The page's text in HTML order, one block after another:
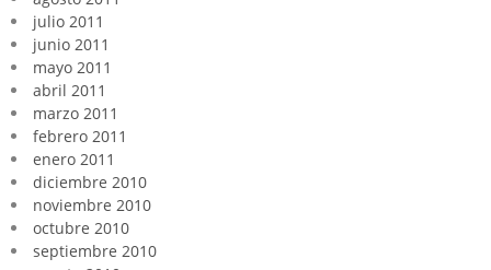
julio 2011
junio 2011
mayo 2011
abril 2011
marzo 2011
febrero 2011
enero 2011
diciembre 2010
noviembre 2010
octubre 2010
septiembre 2010